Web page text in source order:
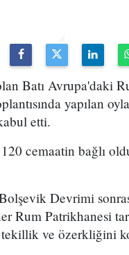
Batı Avrupa'daki
yapılan
etti.
cemaatin bağlı
Devrimi
Rum Patrikhanesi
ve özerkliğini